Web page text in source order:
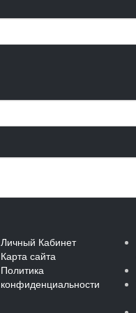
Личный Кабинет
Карта сайта
Политика
конфиденциальности